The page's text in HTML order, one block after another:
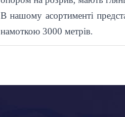
В нашому асортименті
намоткою 3000 метрів.